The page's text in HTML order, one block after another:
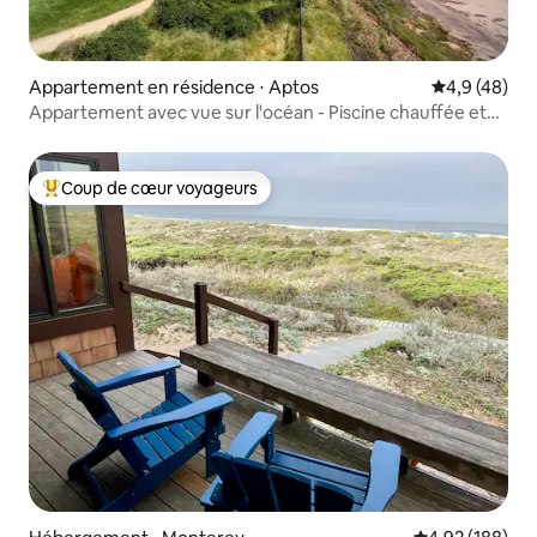
Appartement en résidence ⋅ Aptos Évaluation
4,9 (48)
Appartement avec vue sur l'océan - Piscine chauffée et
Coups de cœur voyageurs les plus appréciés
Coup de cœur voyageurs